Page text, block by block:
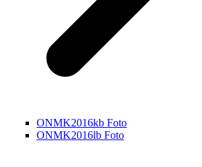
ONMK2016kb Foto
ONMK2016lb Foto